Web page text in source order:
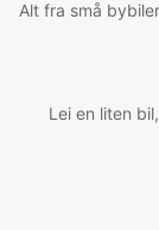
Alt fra små
Lei en liten